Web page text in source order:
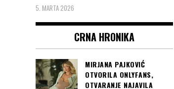
5. MARTA 2026
CRNA HRONIKA
MIRJANA PAJKOVIĆ
OTVORILA ONLYFANS,
OTVARANJE NAJAVILA